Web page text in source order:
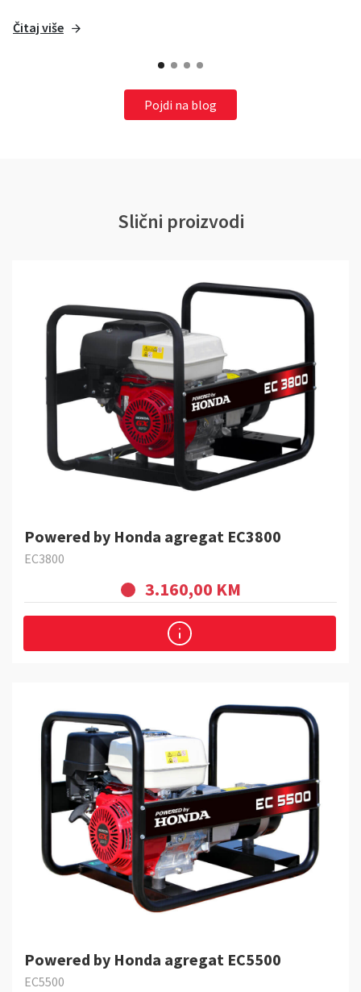
Čitaj više
Pojdi na blog
Slični proizvodi
Powered by Honda agregat EC3800
EC3800
3.160,00 KM
Powered by Honda agregat EC5500
EC5500